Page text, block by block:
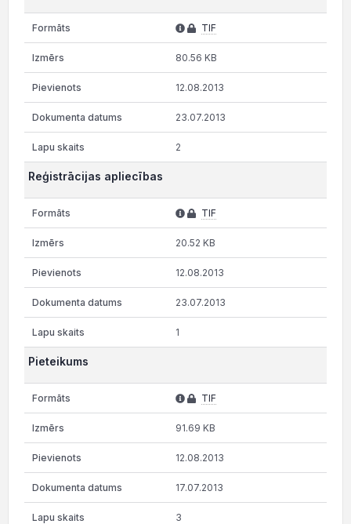
TIF
80.56 KB
12.08.2013
23.07.2013
2
Reģistrācijas apliecības
TIF
20.52 KB
12.08.2013
23.07.2013
1
Pieteikums
TIF
91.69 KB
12.08.2013
17.07.2013
3